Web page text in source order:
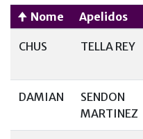
Nome Apelidos
CHUS TELLA REY
DAMIAN
SENDON
MARTINEZ